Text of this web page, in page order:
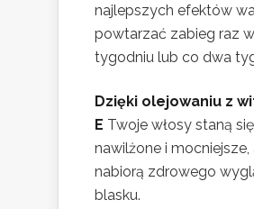
najlepszych efektów
powtarzać zabieg raz w
tygodniu lub co dwa
Dzięki olejowaniu z
E Twoje włosy staną
nawilżone i mocniejsze,
nabiorą zdrowego
blasku.